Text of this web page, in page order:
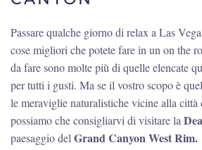
Passare qualche giorno di relax a Las
cose migliori che potete fare in un on the
da fare sono molte più di quelle elencate
per tutti i gusti. Ma se il vostro scopo è
le meraviglie naturalistiche vicine alla città
possiamo che consigliarvi di visitare la
paesaggio del Grand Canyon West Rim.